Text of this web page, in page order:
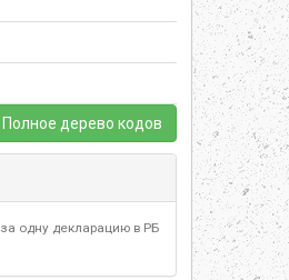
Полное дерево кодов
за одну декларацию в РБ